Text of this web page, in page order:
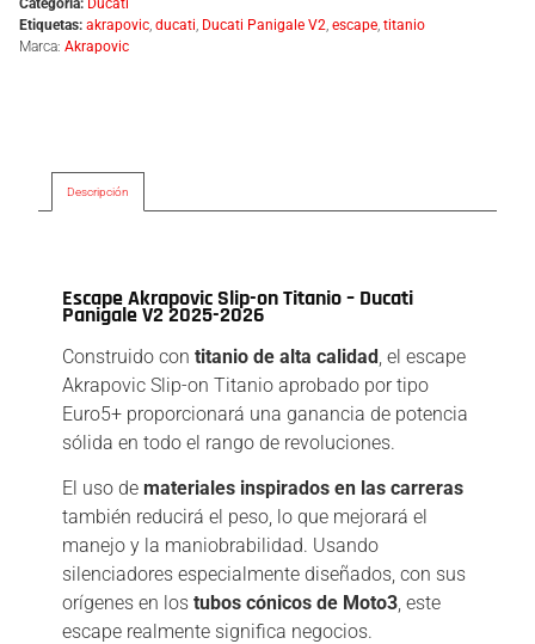
Etiquetas: akrapovic ducati Ducati Panigale V2 escape titanio
Marca: Akrapovic
Descripción
Escape Akrapovic Slip-on Titanio – Ducati
Panigale V2 2025-2026
Construido con titanio de alta calidad , el escape
Akrapovic Slip-on Titanio aprobado por tipo
Euro5+ proporcionará una ganancia de potencia
sólida en todo el rango de revoluciones.
El uso de materiales inspirados en las carreras
también reducirá el peso, lo que mejorará el
manejo y la maniobrabilidad. Usando
silenciadores especialmente diseñados, con sus
orígenes en los tubos cónicos de Moto3, este
escape realmente significa negocios.